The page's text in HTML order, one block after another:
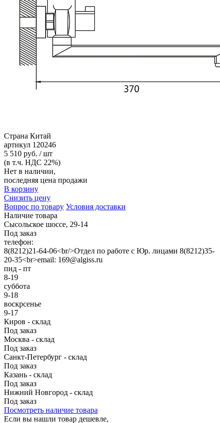
Страна Китай
артикул 120246
5 510 руб. / шт
(в т.ч. НДС 22%)
Нет в наличии,
последняя цена продажи
В корзину
Снизить цену
Вопрос по товару Условия доставки
Наличие товара
Сысольское шоссе, 29-14
Под заказ
телефон:
8(8212)21-64-06<br/>Отдел по работе с Юр. лицами 8(8212)35-
20-35<br>email: 169@algiss.ru
пнд - пт
8-19
суббота
9-18
воскрсенье
9-17
Киров - склад
Под заказ
Москва - склад
Под заказ
Санкт-Петербург - склад
Под заказ
Казань - склад
Под заказ
Нижний Новгород - склад
Под заказ
Посмотреть наличие товара
Если вы нашли товар дешевле,